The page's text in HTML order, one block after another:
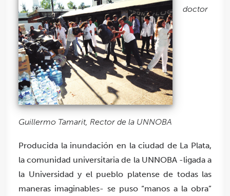
Search
doctor
Guillermo Tamarit, Rector de la UNNOBA
Producida la inundación en la ciudad de La Plata,
la comunidad universitaria de la UNNOBA -ligada a
la Universidad y el pueblo platense de todas las
maneras imaginables- se puso “manos a la obra”